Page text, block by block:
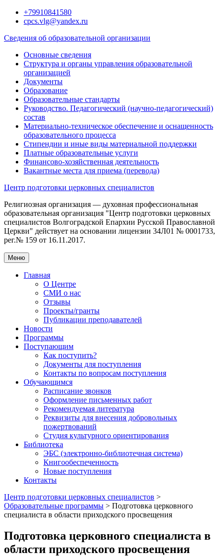
Перейти+79910841580
cpcs.vlg@yandex.ru
Сведения об образовательной организации
Основные сведения
Структура и органы управления образовательной
организацией
Документы
Образование
Образовательные стандарты
Руководство. Педагогический (научно-педагогический)
состав
Материально-техническое обеспечение и оснащенность
образовательного процесса
Стипендии и иные виды материальной поддержки
Платные образовательные услуги
Финансово-хозяйственная деятельность
Вакантные места для приема (перевода)
Центр подготовки церковных специалистов
Религиозная организация — духовная профессиональная
образовательная организация "Центр подготовки церковных
специалистов Волгоградской Eпархии Русской Православной
Церкви" действует на основании лицензии 34Л01 № 0001733,
рег.№ 159 от 16.11.2017.
Меню
Главная
О Центре
СМИ о нас
Отзывы
Проекты/гранты
Публикации преподавателей
Новости
Программы
Поступающим
Как поступить?
Документы для поступления
Контакты по вопросам поступления
Обучающимся
Расписание звонков
Оформление письменных работ
Рекомендуемая литература
Реквизиты для внесения добровольных
пожертвований
Студия культурного ориентирования
Библиотека
ЭБС (электронно-библиотечная система)
Книгообеспеченность
Новые поступления
Контакты
Центр подготовки церковных специалистов >
Образовательные программы > Подготовка церковного
специалиста в области приходского просвещения
Подготовка церковного специалиста в
области приходского просвещения